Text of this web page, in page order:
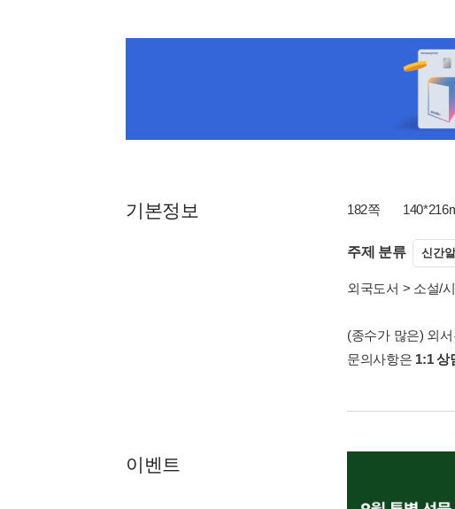
기본정보 182쪽
주제 분류 신간
외국도서 > 소설/
(종수가 많은) 외
문의사항은 1:1 상
이벤트